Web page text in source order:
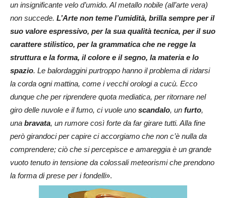
un insignificante velo d’umido. Al metallo nobile (all’arte vera)
non succede. L’Arte non teme l’umidità, brilla sempre per il
suo valore espressivo, per la sua qualità tecnica, per il suo
carattere stilistico, per la grammatica che ne regge la
struttura e la forma, il colore e il segno, la materia e lo
spazio. Le balordaggini purtroppo hanno il problema di ridarsi
la corda ogni mattina, come i vecchi orologi a cucù. Ecco
dunque che per riprendere quota mediatica, per ritornare nel
giro delle nuvole e il fumo, ci vuole uno scandalo, un furto,
una bravata, un rumore così forte da far girare tutti. Alla fine
però girandoci per capire ci accorgiamo che non c’è nulla da
comprendere; ciò che si percepisce e amareggia è un grande
vuoto tenuto in tensione da colossali meteorismi che prendono
la forma di prese per i fondelli».